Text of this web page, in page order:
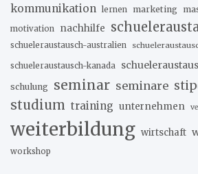
kommunikation lernen marketing
motivation nachhilfe
schueleraustausch-australien
schueleraustausch-kanada
schulung seminar seminare
studium training unternehmen
weiterbildung wirtschaft
workshop